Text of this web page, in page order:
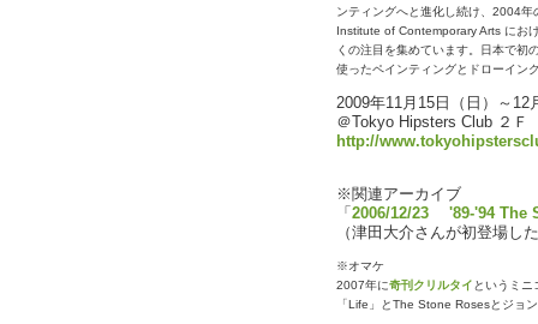
ンティングへと進化し続け、2004
Institute of Contemporary Arts にお
くの注目を集めています。日本で初
使ったペインティングとドローイン
2009年11月15日（日）～12
＠Tokyo Hipsters Club ２
http://
※関連アーカイブ
「 2006/12/23 '89-'94 The
（津田大介さんが初登場し
※オマケ
2007年に奇刊クリルタイ というミ
「Life」とThe Stone Rosesとジョ